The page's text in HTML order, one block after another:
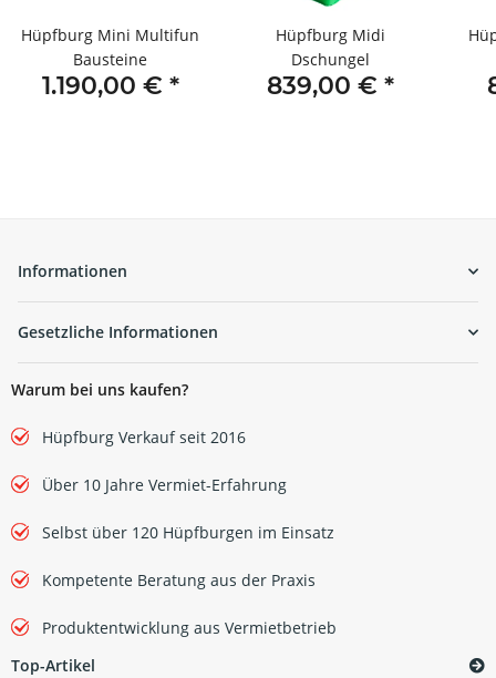
Hüpfburg Mini Multifun
Bausteine
1.190,00 € *
Hüpfburg Midi
Dschungel
839,00 € *
Informationen
Gesetzliche Informationen
Warum bei uns kaufen?
Hüpfburg Verkauf seit 2016
Über 10 Jahre Vermiet-Erfahrung
Selbst über 120 Hüpfburgen im Einsatz
Kompetente Beratung aus der Praxis
Produktentwicklung aus Vermietbetrieb
Top-Artikel